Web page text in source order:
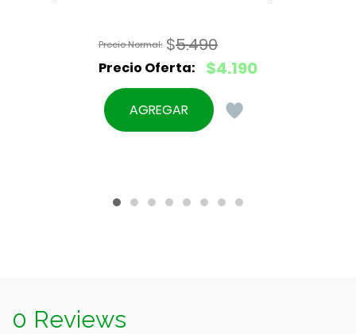
$5.490
El
precio
original
$4.190
El
precio
actual
AGREGAR
0 Reviews